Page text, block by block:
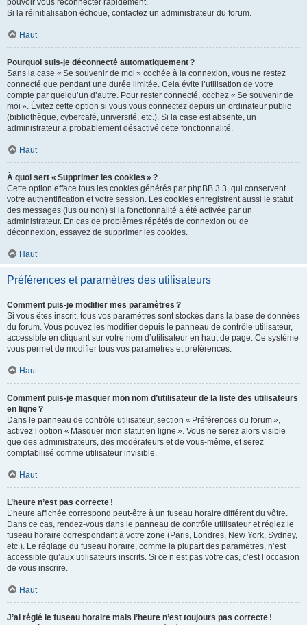
pouvoir vous reconnecter rapidement.
Si la réinitialisation échoue, contactez un administrateur du forum.
Haut
Pourquoi suis-je déconnecté automatiquement ?
Sans la case « Se souvenir de moi » cochée à la connexion, vous ne restez
connecté que pendant une durée limitée. Cela évite l’utilisation de votre
compte par quelqu’un d’autre. Pour rester connecté, cochez « Se souvenir de
moi ». Évitez cette option si vous vous connectez depuis un ordinateur public
(bibliothèque, cybercafé, université, etc.). Si la case est absente, un
administrateur a probablement désactivé cette fonctionnalité.
Haut
À quoi sert « Supprimer les cookies » ?
Cette option efface tous les cookies générés par phpBB 3.3, qui conservent
votre authentification et votre session. Les cookies enregistrent aussi le statut
des messages (lus ou non) si la fonctionnalité a été activée par un
administrateur. En cas de problèmes répétés de connexion ou de
déconnexion, essayez de supprimer les cookies.
Haut
Préférences et paramètres des utilisateurs
Comment puis-je modifier mes paramètres ?
Si vous êtes inscrit, tous vos paramètres sont stockés dans la base de données
du forum. Vous pouvez les modifier depuis le panneau de contrôle utilisateur,
accessible en cliquant sur votre nom d’utilisateur en haut de page. Ce système
vous permet de modifier tous vos paramètres et préférences.
Haut
Comment puis-je masquer mon nom d’utilisateur de la liste des utilisateurs
en ligne ?
Dans le panneau de contrôle utilisateur, section « Préférences du forum »,
activez l’option « Masquer mon statut en ligne ». Vous ne serez alors visible
que des administrateurs, des modérateurs et de vous-même, et serez
comptabilisé comme utilisateur invisible.
Haut
L’heure n’est pas correcte !
L’heure affichée correspond peut-être à un fuseau horaire différent du vôtre.
Dans ce cas, rendez-vous dans le panneau de contrôle utilisateur et réglez le
fuseau horaire correspondant à votre zone (Paris, Londres, New York, Sydney,
etc.). Le réglage du fuseau horaire, comme la plupart des paramètres, n’est
accessible qu’aux utilisateurs inscrits. Si ce n’est pas votre cas, c’est l’occasion
de vous inscrire.
Haut
J’ai réglé le fuseau horaire mais l’heure n’est toujours pas correcte !